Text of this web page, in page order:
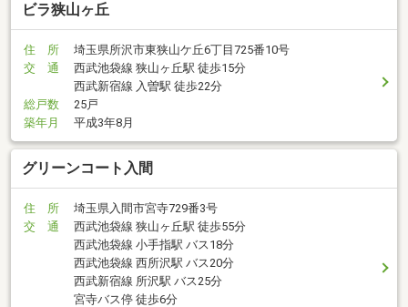
ビラ狭山ヶ丘
住 所
埼玉県所沢市東狭山ケ丘6丁目725番10号
交 通
西武池袋線 狭山ヶ丘駅 徒歩15分
西武新宿線 入曽駅 徒歩22分
総戸数
25戸
築年月
平成3年8月
グリーンコート入間
住 所
埼玉県入間市宮寺729番3号
交 通
西武池袋線 狭山ヶ丘駅 徒歩55分
西武池袋線 小手指駅 バス18分
西武池袋線 西所沢駅 バス20分
西武新宿線 所沢駅 バス25分
宮寺バス停 徒歩6分